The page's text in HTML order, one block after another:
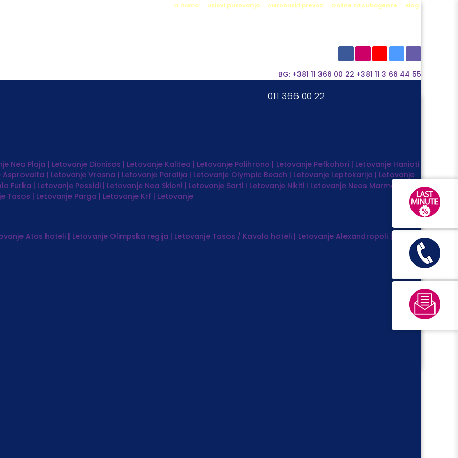
O nama Uslovi putovanja Autobuski prevoz Online za subagente Blog
BG: +381 11 366 00 22 +381 11 3 66 44 55
011 366 00 22
Nea Plaja | Letovanje Dionisos | Letovanje Kalitea | Letovanje Polihrono | Letovanje Pefkohori | Letovanje Hanioti
Asprovalta | Letovanje Vrasna | Letovanje Paralija | Letovanje Olympic Beach | Letovanje Leptokarija | Letovanje
Furka | Letovanje Possidi | Letovanje Nea Skioni | Letovanje Sarti I Letovanje Nikiti I Letovanje Neos Marmaras |
Tasos | Letovanje Parga | Letovanje Krf | Letovanje
Atos hoteli | Letovanje Olimpska regija | Letovanje Tasos / Kavala hoteli | Letovanje Alexandropoli |
10%